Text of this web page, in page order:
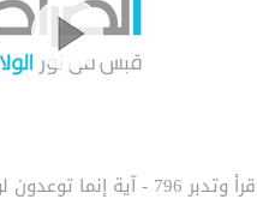
وتدبر 796 - آية إنما توعدون لواقع